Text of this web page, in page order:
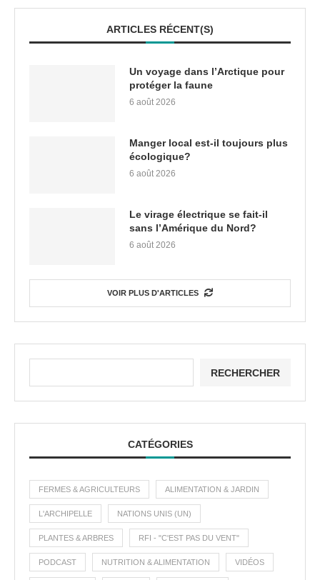
ARTICLES RÉCENT(S)
Un voyage dans l’Arctique pour
protéger la faune
6 août 2026
Manger local est-il toujours plus
écologique?
6 août 2026
Le virage électrique se fait-il
sans l’Amérique du Nord?
6 août 2026
VOIR PLUS D'ARTICLES
RECHERCHER
CATÉGORIES
FERMES & AGRICULTEURS ALIMENTATION & JARDIN
L'ARCHIPELLE NATIONS UNIS (UN)
PLANTES & ARBRES RFI - "C'EST PAS DU VENT"
PODCAST NUTRITION & ALIMENTATION VIDÉOS